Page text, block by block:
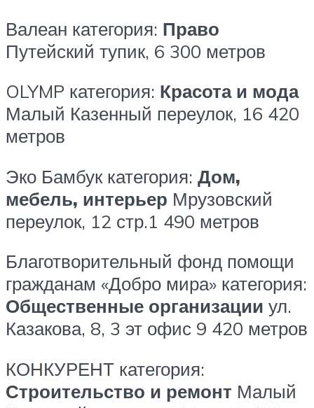
Валеан категория: Право
Путейский тупик, 6 300 метров
OLYMP категория: Красота и мода
Малый Казенный переулок, 16 420
метров
Эко Бамбук категория: Дом,
мебель, интерьер Мрузовский
переулок, 12 стр.1 490 метров
Благотворительный фонд помощи
гражданам «Добро мира» категория:
Общественные организации ул.
Казакова, 8, 3 эт офис 9 420 метров
КОНКУРЕНТ категория:
Строительство и ремонт Малый